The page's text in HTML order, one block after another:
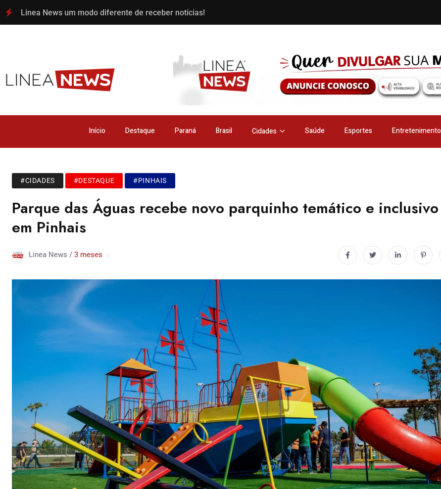
Linea News um modo diferente de receber notícias!
Início Destaque Paraná Brasil Cidades Saúde Esportes Entretenimento
#CIDADES #DESTAQUE #PINHAIS
Parque das Águas recebe novo parquinho temático e inclusivo
em Pinhais
Linea News / 3 meses